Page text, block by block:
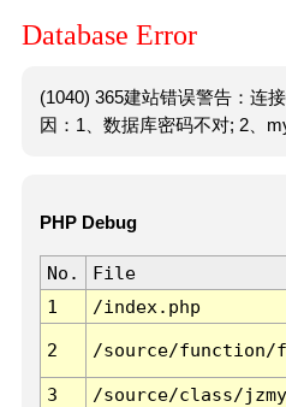
Database Error
(1040) 365建站错误警告：连
因：1、数据库密码不对; 2、
PHP Debug
No. File
1
/index.php
2 /source/function/
3 /source/class/